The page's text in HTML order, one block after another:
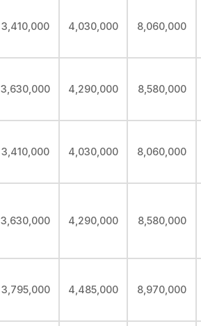
3,410,000 4,030,000 8,060,000
3,630,000 4,290,000 8,580,000
3,410,000 4,030,000 8,060,000
3,630,000 4,290,000 8,580,000
3,795,000 4,485,000 8,970,000